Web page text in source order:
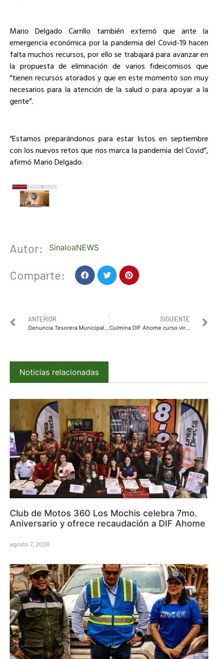
Mario Delgado Carrillo también externó que ante la
emergencia económica por la pandemia del Covid-19 hacen
falta muchos recursos, por ello se trabajará para avanzar en
la propuesta de eliminación de varios fideicomisos que
“tienen recursos atorados y que en este momento son muy
necesarios para la atención de la salud o para apoyar a la
gente”.
“Estamos preparándonos para estar listos en septiembre
con los nuevos retos que nos marca la pandemia del Covid”,
afirmó Mario Delgado.
Autor: SinaloaNEWS
Comparte:
ANTERIOR
Denuncia Tesorera Municipal a regidores ante el Tribunal de Justicia Administrativa
SIGUIENTE
Culmina DIF Ahome curso virtual de comida china y premia a los mejores platillos
Noticias relacionadas
Club de Motos 360 Los Mochis celebra 7mo.
Aniversario y ofrece recaudación a DIF Ahome
agosto 7, 2026